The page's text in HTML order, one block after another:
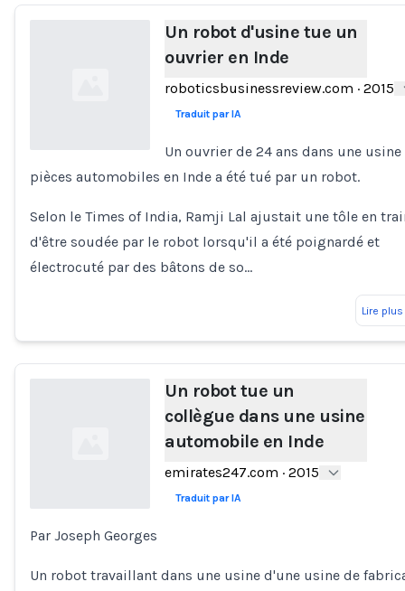
Loading...
Un robot d'usine tue un
ouvrier en Inde
roboticsbusinessreview.com · 2015
Traduit par IA
Un ouvrier de 24 ans dans une usine
pièces automobiles en Inde a été tué par un robot.
Selon le Times of India, Ramji Lal ajustait une tôle en
d'être soudée par le robot lorsqu'il a été poignardé et
électrocuté par des bâtons de so…
Lire plus
Loading...
Un robot tue un
collègue dans une usine
automobile en Inde
emirates247.com · 2015
Traduit par IA
Par Joseph Georges
Un robot travaillant dans une usine d'une usine de